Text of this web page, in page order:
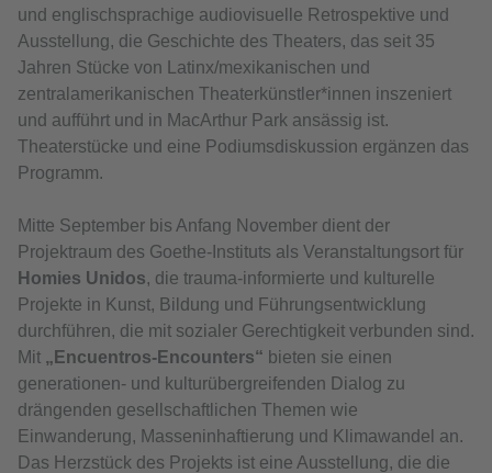
und englischsprachige audiovisuelle Retrospektive und
Ausstellung, die Geschichte des Theaters, das seit 35
Jahren Stücke von Latinx/mexikanischen und
zentralamerikanischen Theaterkünstler*innen inszeniert
und aufführt und in MacArthur Park ansässig ist.
Theaterstücke und eine Podiumsdiskussion ergänzen das
Programm.
Mitte September bis Anfang November dient der
Projektraum des Goethe-Instituts als Veranstaltungsort für
Homies Unidos, die trauma-informierte und kulturelle
Projekte in Kunst, Bildung und Führungsentwicklung
durchführen, die mit sozialer Gerechtigkeit verbunden sind.
Mit „Encuentros-Encounters“ bieten sie einen
generationen- und kulturübergreifenden Dialog zu
drängenden gesellschaftlichen Themen wie
Einwanderung, Masseninhaftierung und Klimawandel an.
Das Herzstück des Projekts ist eine Ausstellung, die die